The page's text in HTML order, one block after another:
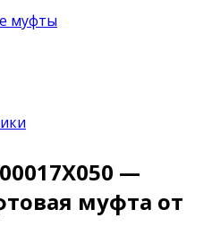
муфты
—
муфта от